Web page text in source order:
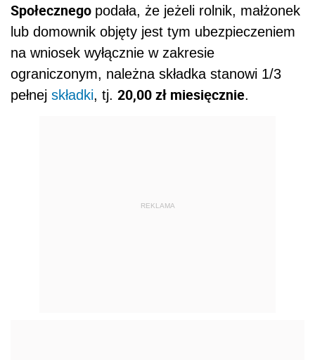
Społecznego podała, że jeżeli rolnik, małżonek
lub domownik objęty jest tym ubezpieczeniem
na wniosek wyłącznie w zakresie
ograniczonym, należna składka stanowi 1/3
pełnej składki, tj. 20,00 zł miesięcznie.
REKLAMA